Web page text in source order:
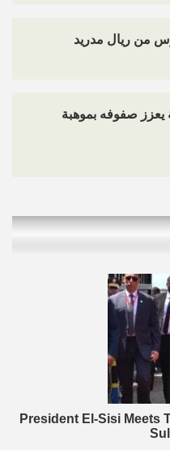
من ريال مدريد
يعزز صفوفه بموهبة
President El-Sisi Meets